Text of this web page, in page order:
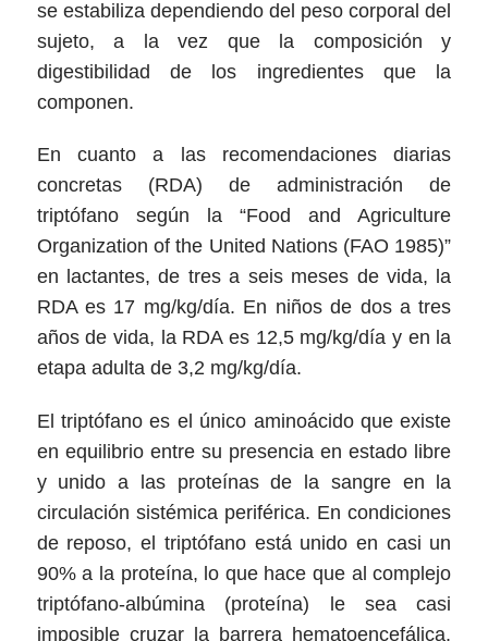
se estabiliza dependiendo del peso corporal del
sujeto, a la vez que la composición y
digestibilidad de los ingredientes que la
componen.
En cuanto a las recomendaciones diarias
concretas (RDA) de administración de
triptófano según la “Food and Agriculture
Organization of the United Nations (FAO 1985)”
en lactantes, de tres a seis meses de vida, la
RDA es 17 mg/kg/día. En niños de dos a tres
años de vida, la RDA es 12,5 mg/kg/día y en la
etapa adulta de 3,2 mg/kg/día.
El triptófano es el único aminoácido que existe
en equilibrio entre su presencia en estado libre
y unido a las proteínas de la sangre en la
circulación sistémica periférica. En condiciones
de reposo, el triptófano está unido en casi un
90% a la proteína, lo que hace que al complejo
triptófano-albúmina (proteína) le sea casi
imposible cruzar la barrera hematoencefálica.